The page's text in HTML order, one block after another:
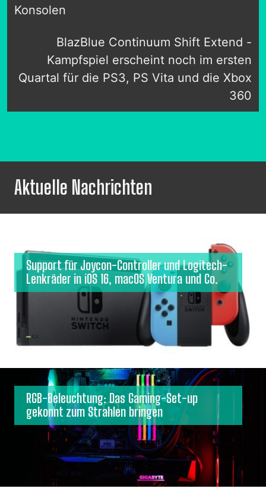
Konsolen
BlazBlue Continuum Shift Extend -
Kampfspiel erscheint noch im ersten
Quartal für die PS3, PS Vita und die Xbox
360
Aktuelle Nachrichten
Support für Joycon-Controller und Logitech-
Lenkräder in iOS 16, macOS Ventura und Co.
RGB-Beleuchtung: Das Gaming-Set-up
gekonnt zum Strahlen bringen